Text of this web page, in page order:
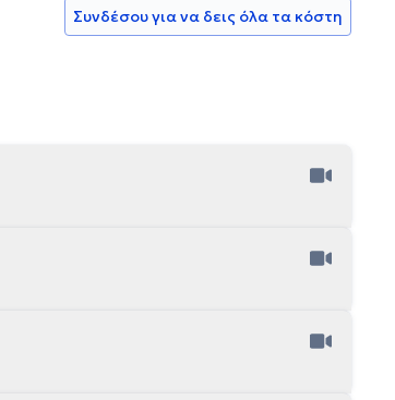
Συνδέσου για να δεις όλα τα κόστη